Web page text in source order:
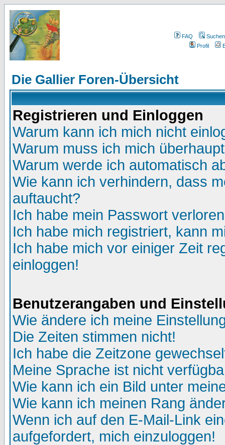
FAQ
Suchen
Profil
Die Gallier Foren-Übersicht
Registrieren und Einloggen
Warum kann ich mich nicht
Warum muss ich mich
Warum werde ich automatisch
Wie kann ich verhindern, dass
auftaucht?
Ich habe mein Passwort
Ich habe mich registriert, kann
Ich habe mich vor einiger Zeit
einloggen!
Benutzerangaben und
Wie ändere ich meine
Die Zeiten stimmen nicht!
Ich habe die Zeitzone
Meine Sprache ist nicht
Wie kann ich ein Bild unter
Wie kann ich meinen Rang
Wenn ich auf den E-Mail-Link
aufgefordert, mich einzuloggen!